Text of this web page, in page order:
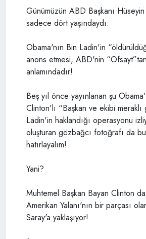
Günümüzün ABD Başkanı
sadece dört yaşındaydı:
Obama'nın Bin Ladin'in
anons etmesi, ABD'nin
anlamındadır!
Beş yıl önce yayınlanan şu
Clinton'lı “Başkan ve ekibi
Ladin'in haklandığı operasyonu
oluşturan gözbağcı fotoğrafı da
hatırlayalım!
Yani?
Muhtemel Başkan Bayan Clinton
Amerikan Yalanı'nın bir parçası
Saray'a yaklaşıyor!